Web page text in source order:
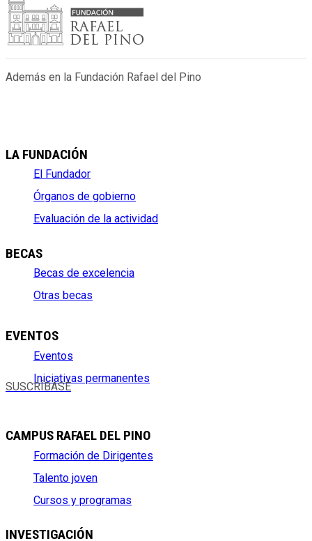
Además en la Fundación Rafael del Pino
LA FUNDACIÓN
El Fundador
Órganos de gobierno
Evaluación de la actividad
BECAS
Becas de excelencia
Otras becas
EVENTOS
Eventos
Iniciativas permanentes
SUSCRÍBASE
CAMPUS RAFAEL DEL PINO
Formación de Dirigentes
Talento joven
Cursos y programas
INVESTIGACIÓN